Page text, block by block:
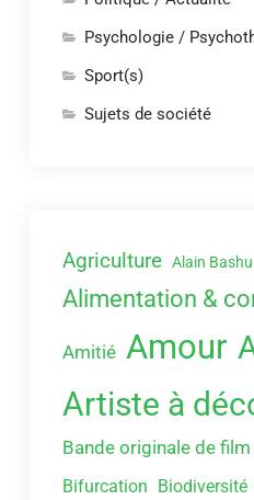
Psychologie /
Sport(s)
Sujets de société
Agriculture Alain
Alimentation &
Amitié Amour
Artiste à
Bande originale de film
Bifurcation Biodiversité